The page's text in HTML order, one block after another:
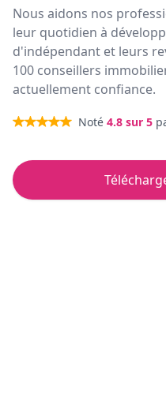
Nous aidons nos
leur quotidien à
d'indépendant et leurs
100 conseillers
actuellement confiance.
Noté 4.8 sur 5